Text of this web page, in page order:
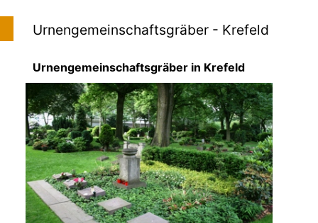
Urnengemeinschaftsgräber - Krefeld
Urnengemeinschaftsgräber in Krefeld